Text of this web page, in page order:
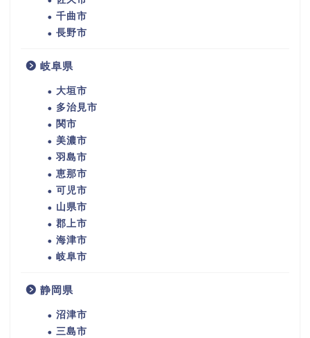
千曲市
長野市
岐阜県
大垣市
多治見市
関市
美濃市
羽島市
恵那市
可児市
山県市
郡上市
海津市
岐阜市
静岡県
沼津市
三島市